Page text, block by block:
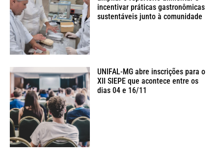
incentivar práticas gastronômicas
sustentáveis junto à comunidade
UNIFAL-MG abre inscrições para o
XII SIEPE que acontece entre os
dias 04 e 16/11